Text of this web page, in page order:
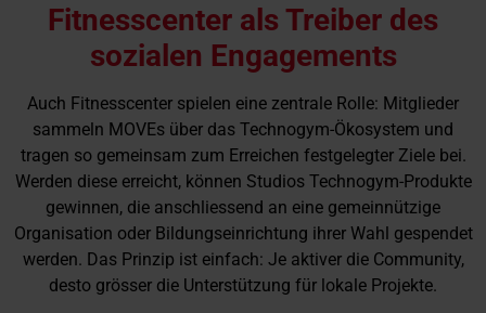
Fitnesscenter als Treiber des
sozialen Engagements
Auch Fitnesscenter spielen eine zentrale Rolle: Mitglieder
sammeln MOVEs über das Technogym-Ökosystem und
tragen so gemeinsam zum Erreichen festgelegter Ziele bei.
Werden diese erreicht, können Studios Technogym-Produkte
gewinnen, die anschliessend an eine gemeinnützige
Organisation oder Bildungseinrichtung ihrer Wahl gespendet
werden. Das Prinzip ist einfach: Je aktiver die Community,
desto grösser die Unterstützung für lokale Projekte.